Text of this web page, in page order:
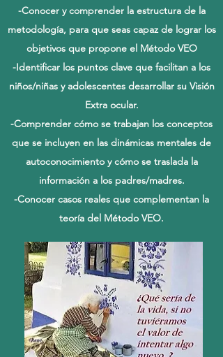
-Conocer y comprender la estructura de la
metodología, para que seas capaz de lograr los
objetivos que propone el Método VEO
-Identificar los puntos clave que facilitan a los
niños/niñas y adolescentes desarrollar su Visión
Extra ocular.
-Comprender cómo se trabajan los conceptos
que se incluyen en las dinámicas mentales de
autoconocimiento y cómo se traslada la
información a los padres/madres.
-Conocer casos reales que complementan la
teoría del Método VEO.